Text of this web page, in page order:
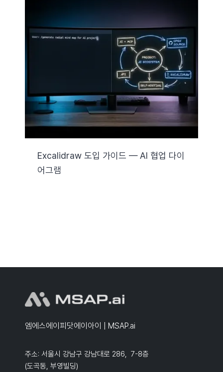
기술지원
Search
Excalidraw 도입 가이드 — AI 협업 다이
어그램
엠에스에이피닷에이아이 | MSAP.ai
주소: 서울시 강남구 강남대로 286, 7-8층
(도곡동, 부영빌딩)